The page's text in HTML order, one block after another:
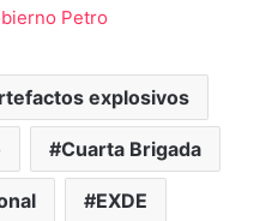
Petro
explosivos
Cuarta Brigada
EXDE